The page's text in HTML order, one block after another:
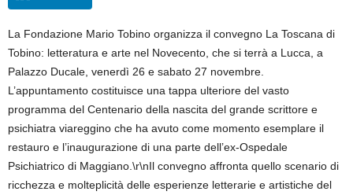
La Fondazione Mario Tobino organizza il convegno La Toscana di
Tobino: letteratura e arte nel Novecento, che si terrà a Lucca, a
Palazzo Ducale, venerdì 26 e sabato 27 novembre.
L’appuntamento costituisce una tappa ulteriore del vasto
programma del Centenario della nascita del grande scrittore e
psichiatra viareggino che ha avuto come momento esemplare il
restauro e l’inaugurazione di una parte dell’ex-Ospedale
Psichiatrico di Maggiano.\r\nIl convegno affronta quello scenario di
ricchezza e molteplicità delle esperienze letterarie e artistiche del